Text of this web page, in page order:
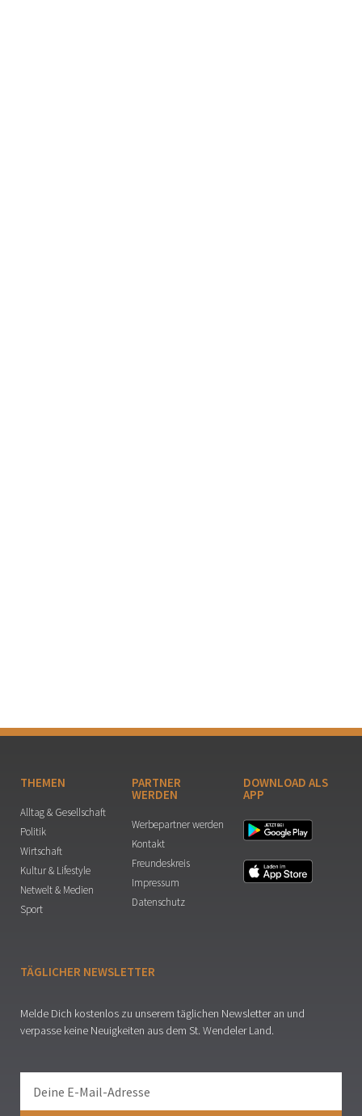
THEMEN
Alltag & Gesellschaft
Politik
Wirtschaft
Kultur & Lifestyle
Netwelt & Medien
Sport
PARTNER
WERDEN
Werbepartner werden
Kontakt
Freundeskreis
Impressum
Datenschutz
DOWNLOAD ALS
APP
TÄGLICHER NEWSLETTER
Melde Dich kostenlos zu unserem täglichen Newsletter an und
verpasse keine Neuigkeiten aus dem St. Wendeler Land.